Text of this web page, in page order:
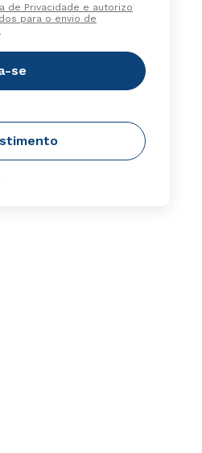
de Privacidade e autorizo
para o envio de
se